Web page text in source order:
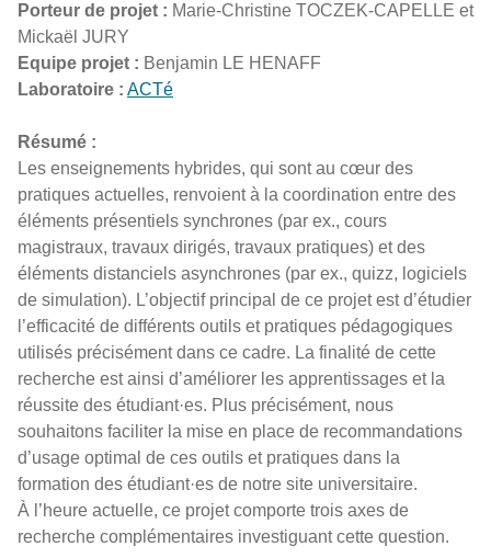
Porteur de projet : Marie-Christine TOCZEK-CAPELLE et
Mickaël JURY
Equipe projet : Benjamin LE HENAFF
Laboratoire : ACTé
Résumé :
Les enseignements hybrides, qui sont au cœur des
pratiques actuelles, renvoient à la coordination entre des
éléments présentiels synchrones (par ex., cours
magistraux, travaux dirigés, travaux pratiques) et des
éléments distanciels asynchrones (par ex., quizz, logiciels
de simulation). L’objectif principal de ce projet est d’étudier
l’efficacité de différents outils et pratiques pédagogiques
utilisés précisément dans ce cadre. La finalité de cette
recherche est ainsi d’améliorer les apprentissages et la
réussite des étudiant·es. Plus précisément, nous
souhaitons faciliter la mise en place de recommandations
d’usage optimal de ces outils et pratiques dans la
formation des étudiant·es de notre site universitaire.
À l’heure actuelle, ce projet comporte trois axes de
recherche complémentaires investiguant cette question.